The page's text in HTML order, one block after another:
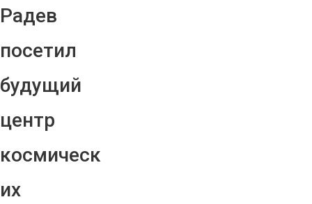
Радев
посетил
будущий
центр
космическ
их